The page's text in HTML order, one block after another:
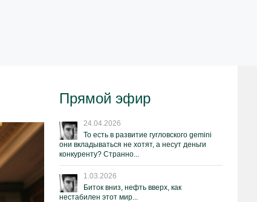
Прямой эфир
24.04.2026
То есть в развитие гугловского gemini
они вкладываться не хотят, а несут деньги
конкуренту? Странно...
1.03.2026
Биток вниз, нефть вверх, как
нестабилен этот мир...